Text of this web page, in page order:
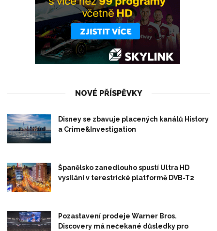
NOVÉ PŘÍSPĚVKY
Disney se zbavuje placených kanálů History
a Crime&Investigation
Španělsko zanedlouho spustí Ultra HD
vysílání v terestrické platformě DVB-T2
Pozastavení prodeje Warner Bros.
Discovery má nečekané důsledky pro